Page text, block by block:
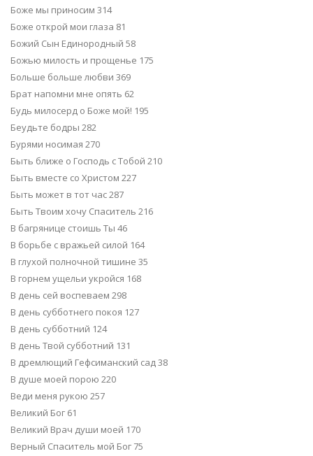
Боже мы приносим 314
Боже открой мои глаза 81
Божий Сын Единородный 58
Божью милость и прощенье 175
Больше больше любви 369
Брат напомни мне опять 62
Будь милосерд о Боже мой! 195
Беудьте бодры 282
Бурями носимая 270
Быть ближе о Господь с Тобой 210
Быть вместе со Христом 227
Быть может в тот час 287
Быть Твоим хочу Спаситель 216
В багрянице стоишь Ты 46
В борьбе с вражьей силой 164
В глухой полночной тишине 35
В горнем ущельи укройся 168
В день сей воспеваем 298
В день субботнего покоя 127
В день субботний 124
В день Твой субботний 131
В дремлющий Гефсиманский сад 38
В душе моей порою 220
Веди меня рукою 257
Великий Бог 61
Великий Врач души моей 170
Верный Спаситель мой Бог 75